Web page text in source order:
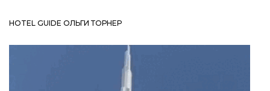
HOTEL GUIDE ОЛЬГИ ТОРНЕР